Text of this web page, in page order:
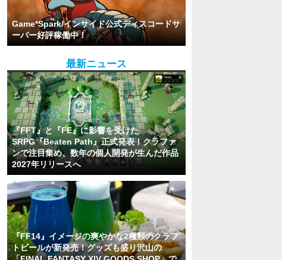
Game*Spark/インサイド公式ディスコードサ
ーバー好評稼働中！
最新ニュース
『FFT』と『FE』に影響を受けた
SRPG『Beaten Path』正式発表！クラファ
ンで注目集め、数年の個人開発が生んだ作品
2027年リリースへ
『FF14』イメージの爽やかな2種類のクラフ
トビールが新発売！グッズも盛り沢山の